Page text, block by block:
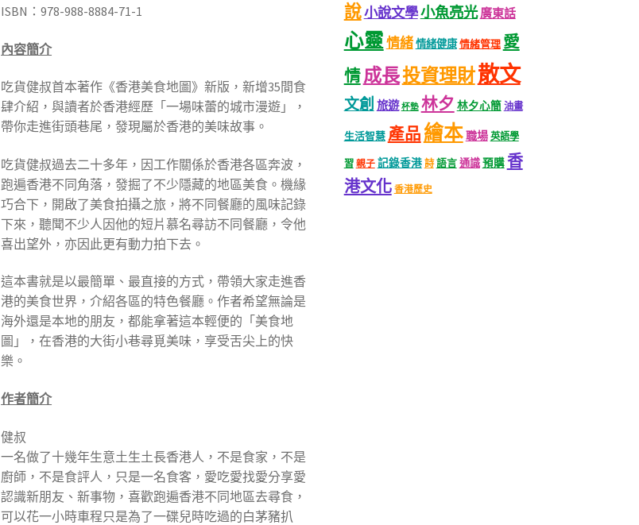
ISBN：978-988-8884-71-1
內容簡介
吃貨健叔首本著作《香港美食地圖》新版，新增35間食
肆介紹，與讀者於香港經歷「一場味蕾的城市漫遊」，
帶你走進街頭巷尾，發現屬於香港的美味故事。
吃貨健叔過去二十多年，因工作關係於香港各區奔波，
跑遍香港不同角落，發掘了不少隱藏的地區美食。機緣
巧合下，開啟了美食拍攝之旅，將不同餐廳的風味記錄
下來，聽聞不少人因他的短片慕名尋訪不同餐廳，令他
喜出望外，亦因此更有動力拍下去。
這本書就是以最簡單、最直接的方式，帶領大家走進香
港的美食世界，介紹各區的特色餐廳。作者希望無論是
海外還是本地的朋友，都能拿著這本輕便的「美食地
圖」，在香港的大街小巷尋覓美味，享受舌尖上的快
樂。
作者簡介
健叔
一名做了十幾年生意土生土長香港人，不是食家，不是
廚師，不是食評人，只是一名食客，愛吃愛找愛分享愛
認識新朋友、新事物，喜歡跑遍香港不同地區去尋食，
可以花一小時車程只是為了一碟兒時吃過的白茅豬扒
說小說文學小魚亮光廣東話
心靈情緒情緒健康情緒管理 愛
情成長投資理財散文
文創 旅遊 杯墊 林夕 林夕心簡 油畫
生活智慧 產品繪本職場 英語學
習 親子 記錄香港 詩 語言通識預購香
港文化 香港歷史